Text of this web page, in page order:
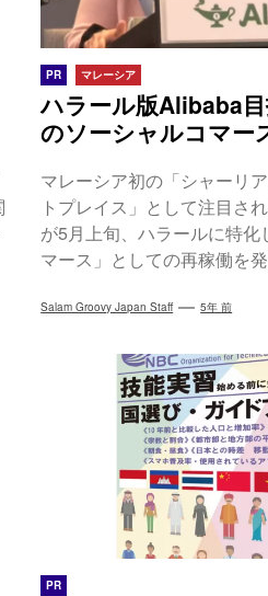
PR マレーシア
ハラール版Alibaba
のソーシャルコマー
マレーシア初の「シャーリ
トプレイス」として注目さ
が5月上旬、ハラールに特化
マース」としての再稼働を
Salam Groovy Japan Staff 5年 前
PR